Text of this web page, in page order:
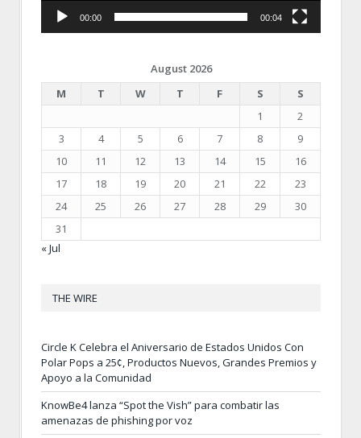
00:00 00:04
August 2026
M
T W T F S
S
1
2
3
4 5 6 7 8
9
10
11 12 13 14 15
16
17
18 19 20 21 22
23
24
25 26 27 28 29
30
31
« Jul
THE WIRE
Circle K Celebra el Aniversario de Estados Unidos Con
Polar Pops a 25¢, Productos Nuevos, Grandes Premios y
Apoyo a la Comunidad
KnowBe4 lanza “Spot the Vish” para combatir las
amenazas de phishing por voz